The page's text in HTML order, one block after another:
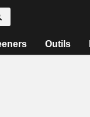
Outils